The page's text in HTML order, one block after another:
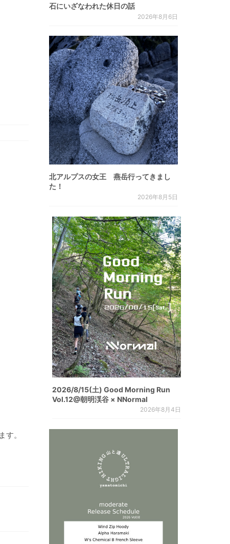
。
石にいざなわれた休日の話
2026年8月6日
北アルプスの女王 燕岳行ってきまし
た！
2026年8月5日
2026/8/15(土) Good Morning Run
Vol.12@朝明渓谷 × NNormal
2026年8月4日